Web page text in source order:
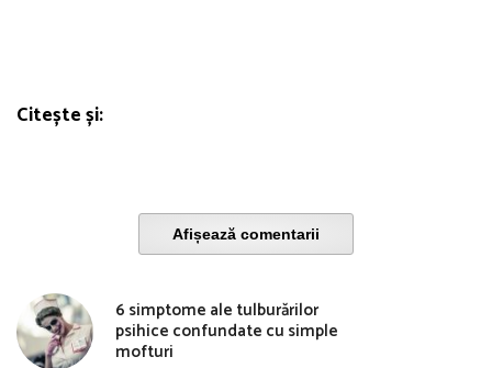
Citește și:
Afișează comentarii
6 simptome ale tulburărilor
psihice confundate cu simple
mofturi